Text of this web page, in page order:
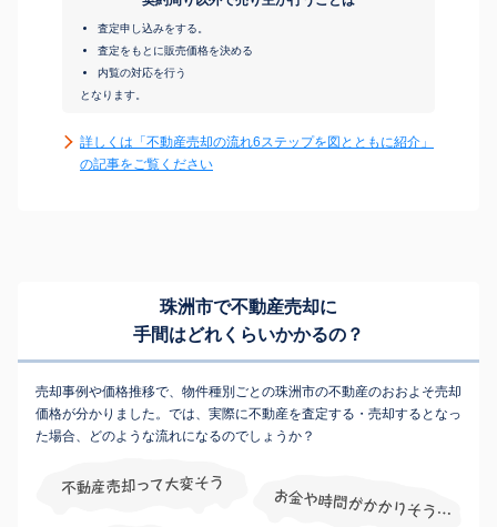
査定申し込みをする。
査定をもとに販売価格を決める
内覧の対応を行う
となります。
詳しくは「不動産売却の流れ6ステップを図とともに紹介」
の記事をご覧ください
珠洲市で不動産売却に
手間はどれくらいかかるの？
売却事例や価格推移で、物件種別ごとの珠洲市の不動産のおおよそ売却
価格が分かりました。では、実際に不動産を査定する・売却するとなっ
た場合、どのような流れになるのでしょうか？